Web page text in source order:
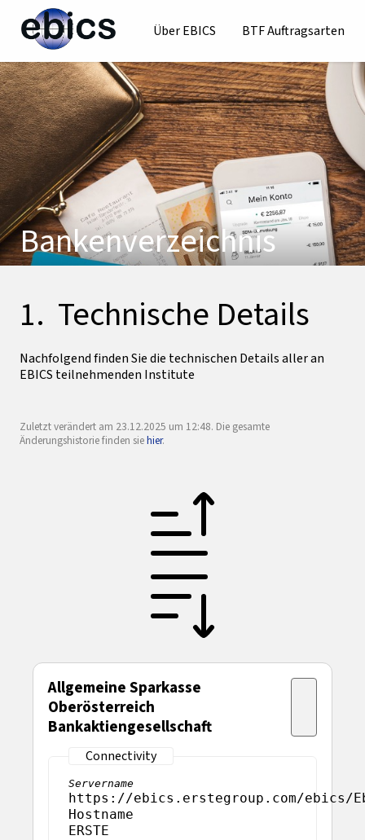
Über EBICS BTF Auftragsarten
Bankenverzeichnis
Technische Details
Nachfolgend finden Sie die technischen Details aller an
EBICS teilnehmenden Institute
Zuletzt verändert am 23.12.2025 um 12:48. Die gesamte
Änderungshistorie finden siehier.
Allgemeine Sparkasse
Oberösterreich
Bankaktiengesellschaft
Servername
https://ebics.erstegroup.com/ebics/
Hostname
ERSTE